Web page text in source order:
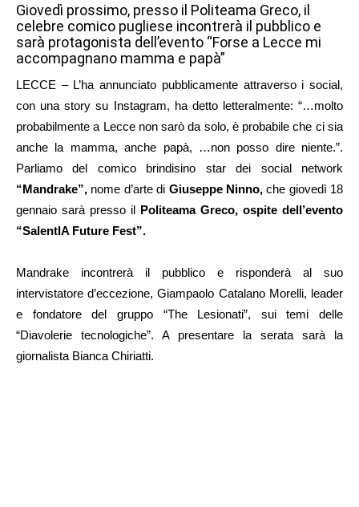
Giovedì prossimo, presso il Politeama Greco, il
celebre comico pugliese incontrerà il pubblico e
sarà protagonista dell’evento “Forse a Lecce mi
accompagnano mamma e papà”
LECCE – L’ha annunciato pubblicamente attraverso i social,
con una story su Instagram, ha detto letteralmente: “…molto
probabilmente a Lecce non sarò da solo, è probabile che ci sia
anche la mamma, anche papà, …non posso dire niente.”.
Parliamo del comico brindisino star dei social network
“Mandrake”, nome d’arte di Giuseppe Ninno,che giovedì 18
gennaio sarà presso il Politeama Greco, ospite dell’evento
“SalentIA Future Fest”.
Mandrake incontrerà il pubblico e risponderà al suo
intervistatore d’eccezione, Giampaolo Catalano Morelli, leader
e fondatore del gruppo “The Lesionati”, sui temi delle
“Diavolerie tecnologiche”. A presentare la serata sarà la
giornalista Bianca Chiriatti.